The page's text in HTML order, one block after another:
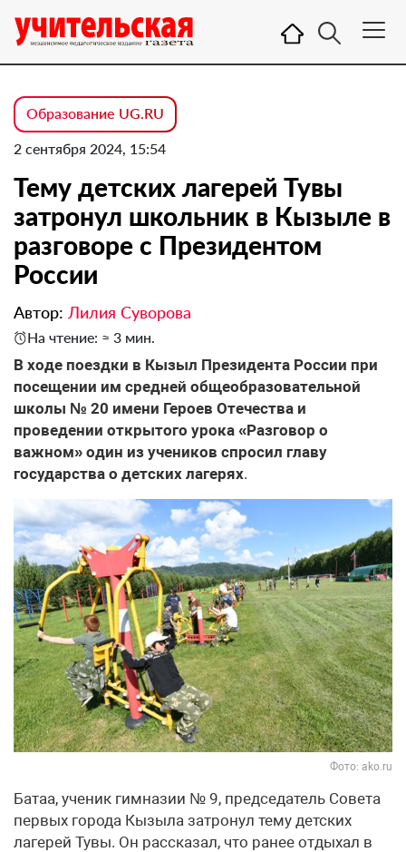
Образование UG.RU
2 сентября 2024, 15:54
Тему детских лагерей Тувы
затронул школьник в Кызыле в
разговоре с Президентом
России
Автор: Лилия Суворова
На чтение: ≈ 3 мин.
В ходе поездки в Кызыл Президента России при
посещении им средней общеобразовательной
школы № 20 имени Героев Отечества и
проведении открытого урока «Разговор о
важном» один из учеников спросил главу
государства о детских лагерях.
Фото: ako.ru
Батаа, ученик гимназии № 9, председатель Совета
первых города Кызыла затронул тему детских
лагерей Тувы. Он рассказал, что ранее отдыхал в